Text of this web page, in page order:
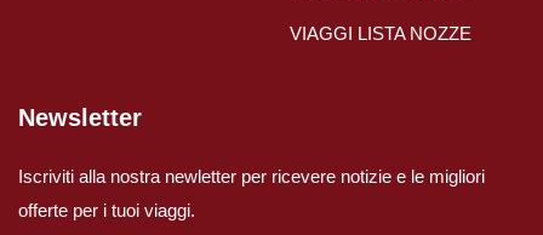
VIAGGI LISTA NOZZE
Newsletter
Iscriviti alla nostra newletter per ricevere notizie e le migliori
offerte per i tuoi viaggi.